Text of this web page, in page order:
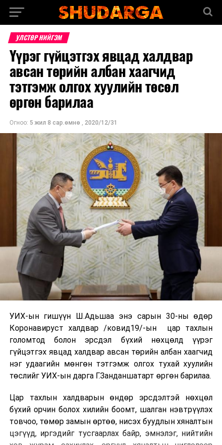
УЛСТӨР НИЙГЭМ
Үүрэг гүйцэтгэх явцад халдвар
авсан төрийн албан хаагчид
тэтгэмж олгох хуулийн төсөл
өргөн барилаа
Огноо: 5 жил 8 сар.өмнө , 2020/12/31
УИХ-ын гишүүн Ш.Адьшаа энэ сарын 30-ны өдөр
Коронавируст халдвар /ковид19/-ын цар тахлын
голомтод болон эрсдэл бүхий нөхцөлд үүрэг
гүйцэтгэх явцад халдвар авсан төрийн албан хаагчид
нэг удаагийн мөнгөн тэтгэмж олгох тухай хуулийн
төслийг УИХ-ын дарга Г.Занданшатарт өргөн барилаа.
Цар тахлын халдварын өндөр эрсдэлтэй нөхцөл
бүхий орчин болох хилийн боомт, шалган нэвтрүүлэх
товчоо, төмөр замын өртөө, нисэх буудлын хяналтын
цэгүүд, иргэдийг тусгаарлах байр, эмнэлэг, нийтийн